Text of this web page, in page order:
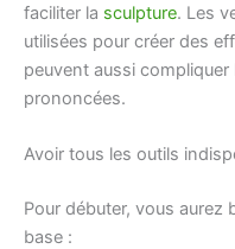
faciliter la sculpture. Les
utilisées pour créer des
peuvent aussi
prononcées.
Avoir tous les outils
Pour débuter, vous aurez
base :